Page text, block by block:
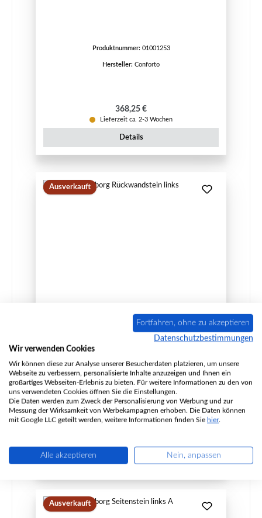
Produktnummer: 01001253
Hersteller: Conforto
Regulärer Preis:
368,25 €
Lieferzeit ca. 2-3 Wochen
Details
Ausverkauft
Produktnummer:01001941
Hersteller: Conforto
Regulärer Preis:
Ausverkauft
Fortfahren, ohne zu akzeptieren
Datenschutzbestimmungen
Wir verwenden Cookies
Wir können diese zur Analyse unserer Besucherdaten platzieren, um unsere
Webseite zu verbessern, personalisierte Inhalte anzuzeigen und Ihnen ein
großartiges Webseiten-Erlebnis zu bieten. Für weitere Informationen zu den von
uns verwendeten Cookies öffnen Sie die Einstellungen.
Die Daten werden zum Zweck der Personalisierung von Werbung und zur
Messung der Wirksamkeit von Werbekampagnen erhoben. Die Daten können
mit Google LLC geteilt werden, weitere Informationen finden Sie hier.
Alle akzeptieren Nein, anpassen